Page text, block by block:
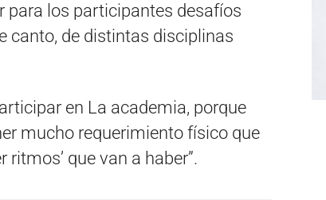
para los participantes desafíos
canto, de distintas disciplinas
en La academia, porque
mucho requerimiento físico que
ritmos’ que van a haber”.